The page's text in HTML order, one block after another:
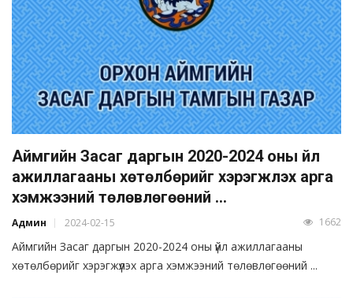
Аймгийн Засаг даргын 2020-2024 оны үйл
ажиллагааны хөтөлбөрийг хэрэгжүүлэх арга
хэмжээний төлөвлөгөөний ...
Админ 2024-02-15 1662
Аймгийн Засаг даргын 2020-2024 оны үйл ажиллагааны
хөтөлбөрийг хэрэгжүүлэх арга хэмжээний төлөвлөгөөний ...